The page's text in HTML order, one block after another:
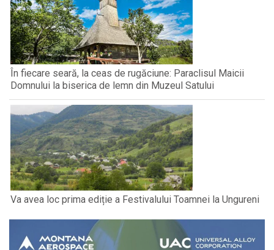
În fiecare seară, la ceas de rugăciune: Paraclisul Maicii
Domnului la biserica de lemn din Muzeul Satului
Va avea loc prima ediție a Festivalului Toamnei la Ungureni